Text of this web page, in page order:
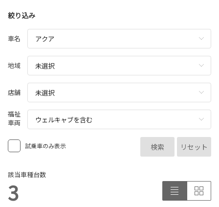
絞り込み
車名
地域
店舗
福祉
車両
試乗車のみ表示 検索 リセット
該当車種台数
3